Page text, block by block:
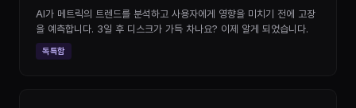
AI가 메트릭의 트렌드를 분석하고 사용자에게 영향을 미치기 전에 고장
을 예측합니다. 3일 후 디스크가 가득 차나요? 이제 알게 되었습니다.
독특함